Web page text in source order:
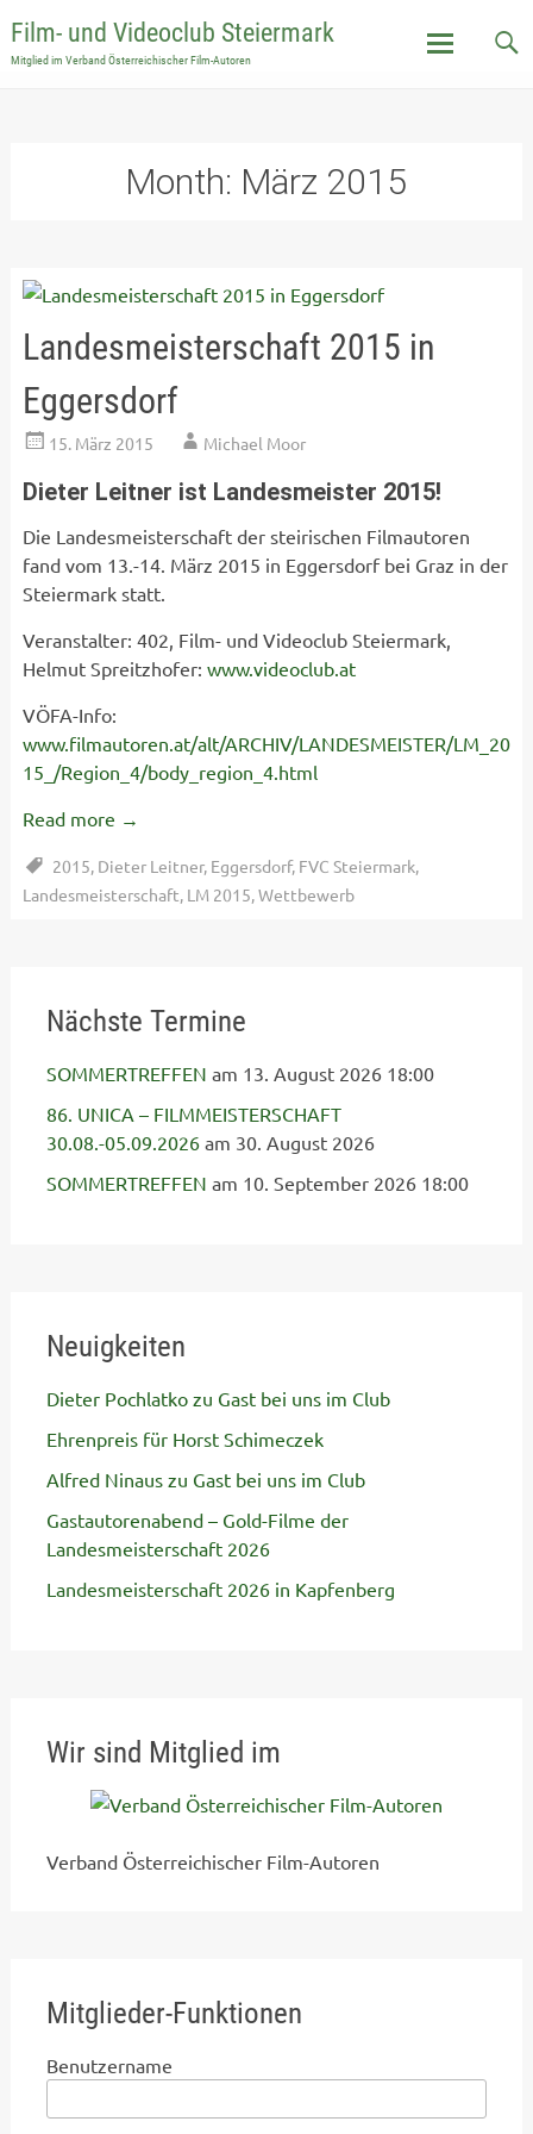
Film- und Videoclub Steiermark
Mitglied im Verband Österreichischer Film-Autoren
Month: März 2015
Landesmeisterschaft 2015 in
Eggersdorf
15. März 2015 Michael Moor
Dieter Leitner ist Landesmeister 2015!
Die Landesmeisterschaft der steirischen Filmautoren
fand vom 13.-14. März 2015 in Eggersdorf bei Graz in der
Steiermark statt.
Veranstalter: 402, Film- und Videoclub Steiermark,
Helmut Spreitzhofer: www.videoclub.at
VÖFA-Info:
www.filmautoren.at/alt/ARCHIV/LANDESMEISTER/LM_20
15_/Region_4/body_region_4.html
Read more →
2015, Dieter Leitner, Eggersdorf, FVC Steiermark,
Landesmeisterschaft, LM 2015,Wettbewerb
Nächste Termine
SOMMERTREFFEN am 13. August 2026 18:00
86. UNICA – FILMMEISTERSCHAFT
30.08.-05.09.2026am 30. August 2026
SOMMERTREFFEN am 10. September 2026 18:00
Neuigkeiten
Dieter Pochlatko zu Gast bei uns im Club
Ehrenpreis für Horst Schimeczek
Alfred Ninaus zu Gast bei uns im Club
Gastautorenabend – Gold-Filme der
Landesmeisterschaft 2026
Landesmeisterschaft 2026 in Kapfenberg
Wir sind Mitglied im
Verband Österreichischer Film-Autoren
Mitglieder-Funktionen
Benutzername